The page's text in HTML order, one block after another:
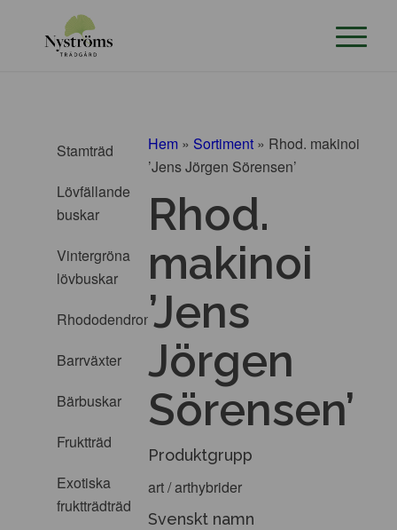
Stamträd
Lövfällande
buskar
Vintergröna
lövbuskar
Rhododendron
Barrväxter
Bärbuskar
Fruktträd
Exotiska
fruktträdträd
Hem » Sortiment » Rhod. makinoi
’Jens Jörgen Sörensen’
Rhod.
makinoi
’Jens
Jörgen
Sörensen’
Produktgrupp
art / arthybrider
Svenskt namn